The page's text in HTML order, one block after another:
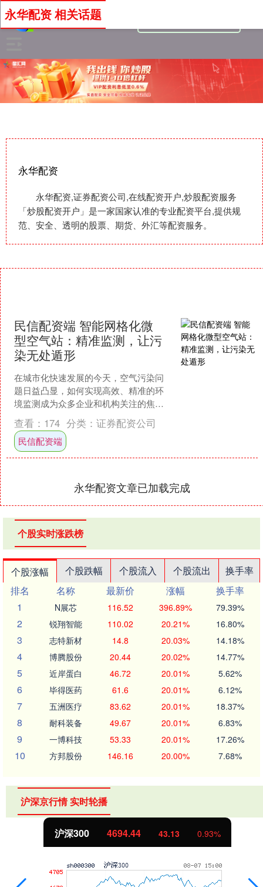
永华配资
永华配资,证券配资公司,在线配资开户,炒股配资服务
「炒股配资开户」是一家国家认准的专业配资平台,提供规
范、安全、透明的股票、期货、外汇等配资服务。
永华配资 相关话题
民信配资端 智能网格化微
型空气站：精准监测，让污
染无处遁形
在城市化快速发展的今天，空气污染问
题日益凸显，如何实现高效、精准的环
境监测成为众多企业和机构关注的焦
点。金叶仪器公司推出的智能网格化微
型空气站，正以其创新设计民....
查看： 174 分类： 证券配资公司
民信配资端
永华配资文章已加载完成
个股实时涨跌榜
个股涨幅 个股跌幅 个股流入 个股流出
换手率
排名
名称 最新价 涨幅
换手率
1
N展芯 116.52 396.89% 79.39%
2 锐翔智能 110.02 20.21% 16.80%
3 志特新材 14.8 20.03% 14.18%
4 博腾股份 20.44 20.02% 14.77%
5 近岸蛋白 46.72 20.01% 5.62%
6 毕得医药 61.6 20.01% 6.12%
7 五洲医疗 83.62 20.01% 18.37%
8 耐科装备 49.67 20.01% 6.83%
9 一博科技 53.33 20.01% 17.26%
10 方邦股份 146.16 20.00% 7.68%
沪深京行情 实时轮播
北证50 1134.24 11.37